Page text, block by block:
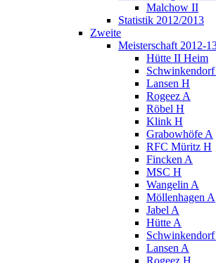
Malchow II
Statistik 2012/2013
Zweite
Meisterschaft 2012-
Hütte II Heim
Lansen H
Rogeez A
Röbel H
Klink H
Grabowhöfe A
RFC Müritz H
Fincken A
MSC H
Wangelin A
Möllenhagen A
Jabel A
Hütte A
Lansen A